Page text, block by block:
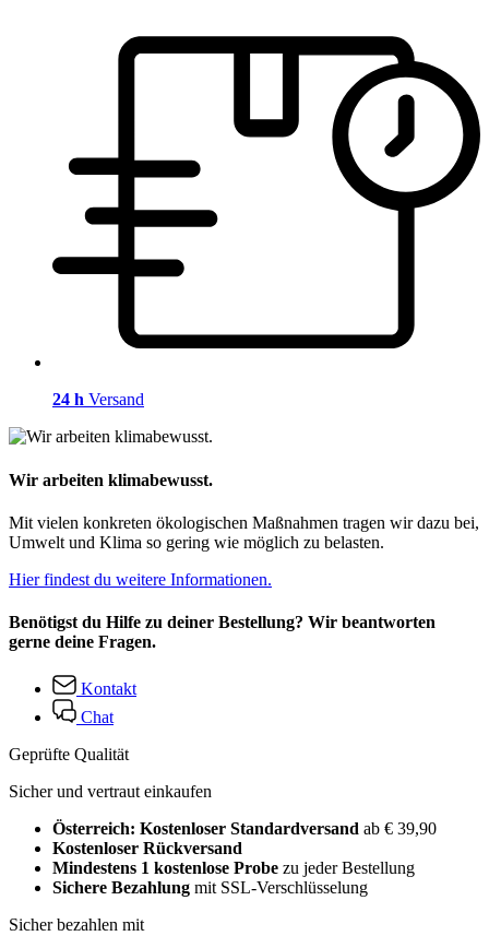
24 h Versand
Wir arbeiten klimabewusst.
Mit vielen konkreten ökologischen Maßnahmen tragen wir dazu bei,
Umwelt und Klima so gering wie möglich zu belasten.
Hier findest du weitere Informationen.
Benötigst du Hilfe zu deiner Bestellung? Wir beantworten
gerne deine Fragen.
Kontakt
Chat
Geprüfte Qualität
Sicher und vertraut einkaufen
Österreich: Kostenloser Standardversand ab € 39,90
Kostenloser Rückversand
Mindestens 1 kostenlose Probe zu jeder Bestellung
Sichere Bezahlung mit SSL-Verschlüsselung
Sicher bezahlen mit